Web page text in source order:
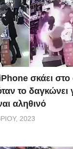
σκάει
το δαγκώνει
αληθινό
2023